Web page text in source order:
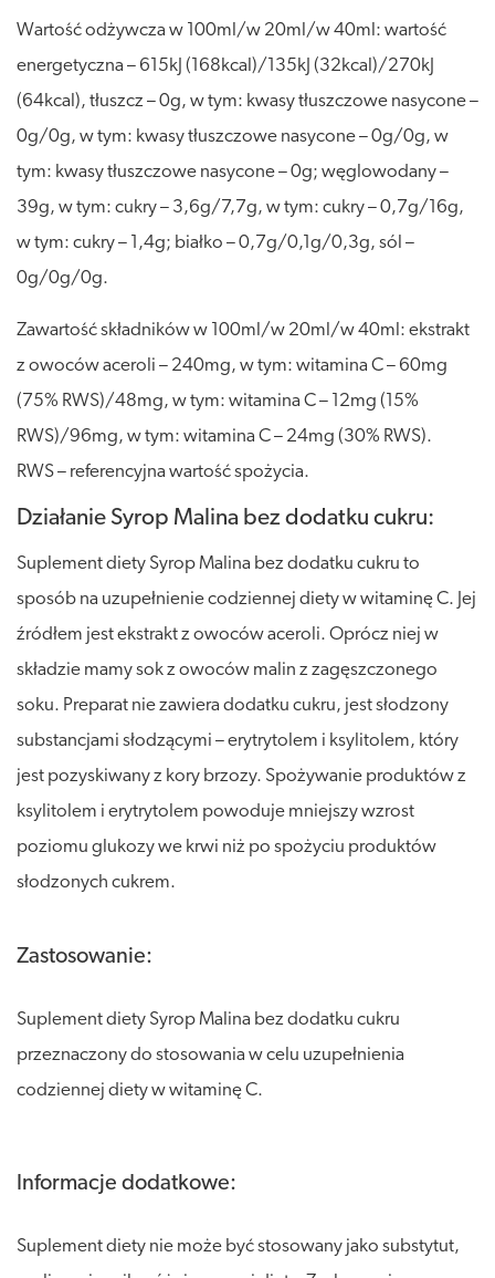
Wartość odżywcza w 100ml/w 20ml/w 40ml: wartość
energetyczna – 615kJ (168kcal)/135kJ (32kcal)/270kJ
(64kcal), tłuszcz – 0g, w tym: kwasy tłuszczowe nasycone –
0g/0g, w tym: kwasy tłuszczowe nasycone – 0g/0g, w
tym: kwasy tłuszczowe nasycone – 0g; węglowodany –
39g, w tym: cukry – 3,6g/7,7g, w tym: cukry – 0,7g/16g,
w tym: cukry – 1,4g; białko – 0,7g/0,1g/0,3g, sól –
0g/0g/0g.
Zawartość składników w 100ml/w 20ml/w 40ml: ekstrakt
z owoców aceroli – 240mg, w tym: witamina C – 60mg
(75% RWS)/48mg, w tym: witamina C – 12mg (15%
RWS)/96mg, w tym: witamina C – 24mg (30% RWS).
RWS – referencyjna wartość spożycia.
Działanie Syrop Malina bez dodatku cukru:
Suplement diety Syrop Malina bez dodatku cukru to
sposób na uzupełnienie codziennej diety w witaminę C. Jej
źródłem jest ekstrakt z owoców aceroli. Oprócz niej w
składzie mamy sok z owoców malin z zagęszczonego
soku. Preparat nie zawiera dodatku cukru, jest słodzony
substancjami słodzącymi – erytrytolem i ksylitolem, który
jest pozyskiwany z kory brzozy. Spożywanie produktów z
ksylitolem i erytrytolem powoduje mniejszy wzrost
poziomu glukozy we krwi niż po spożyciu produktów
słodzonych cukrem.
Zastosowanie:
Suplement diety Syrop Malina bez dodatku cukru
przeznaczony do stosowania w celu uzupełnienia
codziennej diety w witaminę C.
Informacje dodatkowe:
Suplement diety nie może być stosowany jako substytut,